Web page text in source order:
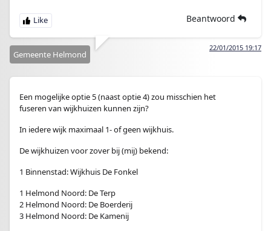
Beantwoord
22/01/2015 19:17
Gemeente Helmond
Een mogelijke optie 5 (naast optie 4) zou misschien het
fuseren van wijkhuizen kunnen zijn?
In iedere wijk maximaal 1- of geen wijkhuis.
De wijkhuizen voor zover bij (mij) bekend:
1 Binnenstad: Wijkhuis De Fonkel
1 Helmond Noord: De Terp
2 Helmond Noord: De Boerderij
3 Helmond Noord: De Kamenij